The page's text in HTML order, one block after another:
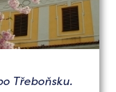
Třeboňsku.